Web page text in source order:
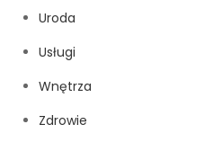
Uroda
Usługi
Wnętrza
Zdrowie